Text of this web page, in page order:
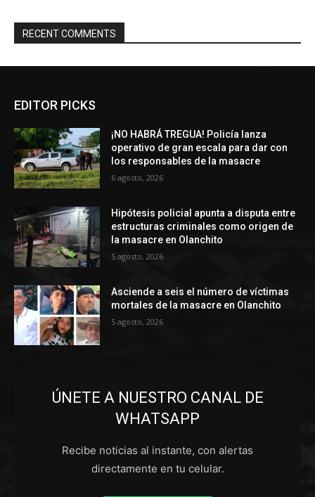
RECENT COMMENTS
EDITOR PICKS
¡NO HABRÁ TREGUA! Policía lanza
operativo de gran escala para dar con
los responsables de la masacre
6 agosto, 2026
Hipótesis policial apunta a disputa entre
estructuras criminales como origen de
la masacre en Olanchito
5 agosto, 2026
Asciende a seis el número de víctimas
mortales de la masacre en Olanchito
5 agosto, 2026
ÚNETE A NUESTRO CANAL DE
WHATSAPP
Recibe noticias al instante, con alertas
directamente en tu celular.